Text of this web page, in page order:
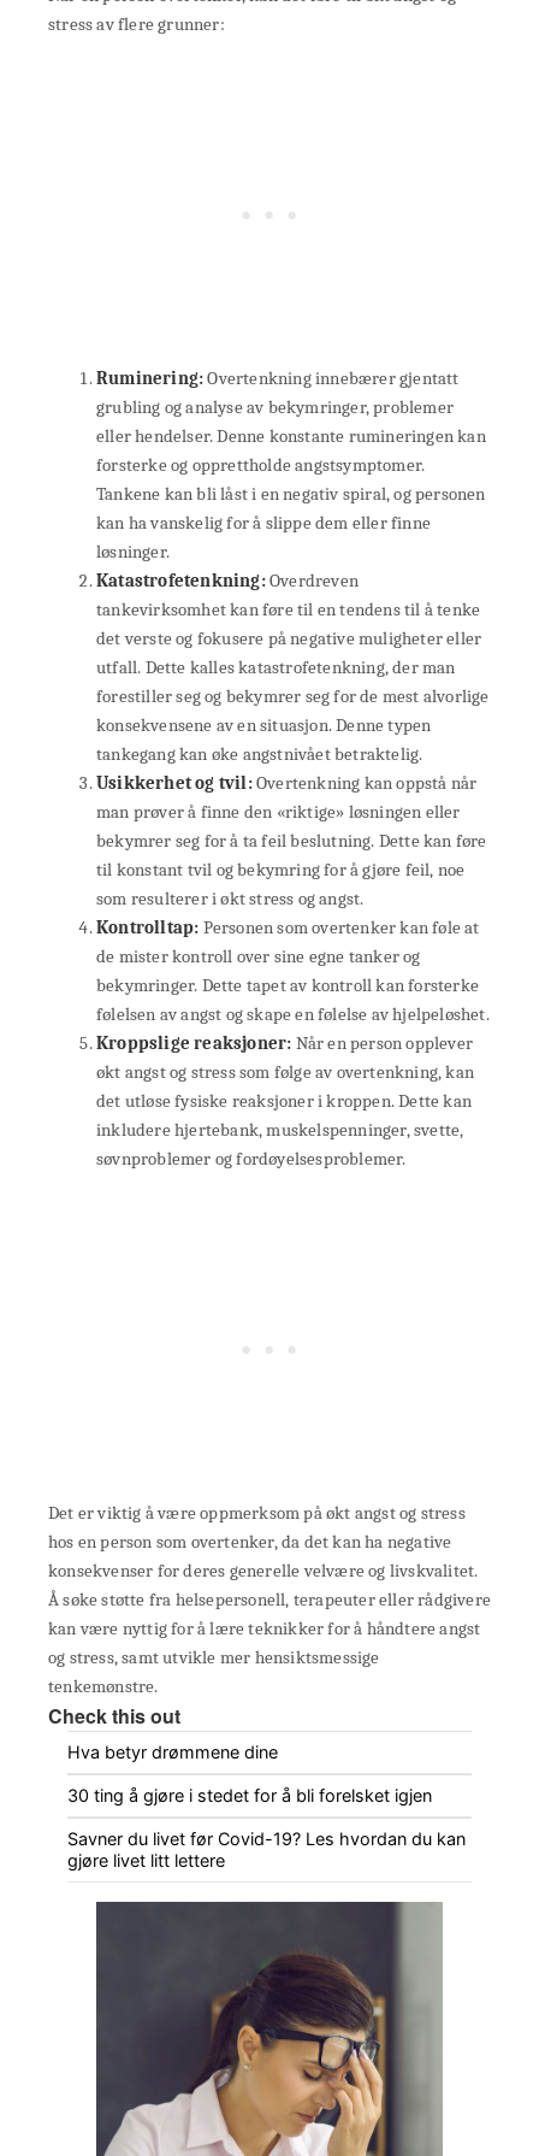
stress av flere grunner:
Ruminering:Overtenkning innebærer gjentatt
grubling og analyse av bekymringer, problemer
eller hendelser. Denne konstante rumineringen kan
forsterke og opprettholde angstsymptomer.
Tankene kan bli låst i en negativ spiral, og personen
kan ha vanskelig for å slippe dem eller finne
løsninger.
Katastrofetenkning:Overdreven
tankevirksomhet kan føre til en tendens til å tenke
det verste og fokusere på negative muligheter eller
utfall. Dette kalles katastrofetenkning, der man
forestiller seg og bekymrer seg for de mest alvorlige
konsekvensene av en situasjon. Denne typen
tankegang kan øke angstnivået betraktelig.
Usikkerhet og tvil:Overtenkning kan oppstå når
man prøver å finne den «riktige» løsningen eller
bekymrer seg for å ta feil beslutning. Dette kan føre
til konstant tvil og bekymring for å gjøre feil, noe
som resulterer i økt stress og angst.
Kontrolltap: Personen som overtenker kan føle at
de mister kontroll over sine egne tanker og
bekymringer. Dette tapet av kontroll kan forsterke
følelsen av angst og skape en følelse av hjelpeløshet.
Kroppslige reaksjoner: Når en person opplever
økt angst og stress som følge av overtenkning, kan
det utløse fysiske reaksjoner i kroppen. Dette kan
inkludere hjertebank, muskelspenninger, svette,
søvnproblemer og fordøyelsesproblemer.
Det er viktig å være oppmerksom på økt angst og stress
hos en person som overtenker, da det kan ha negative
konsekvenser for deres generelle velvære og livskvalitet.
Å søke støtte fra helsepersonell, terapeuter eller rådgivere
kan være nyttig for å lære teknikker for å håndtere angst
og stress, samt utvikle mer hensiktsmessige
tenkemønstre.
Check this out
Hva betyr drømmene dine
30 ting å gjøre i stedet for å bli forelsket igjen
Savner du livet før Covid-19? Les hvordan du kan
gjøre livet litt lettere